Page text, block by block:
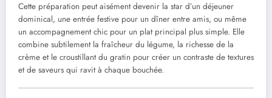
Cette préparation peut aisément devenir la star d’un déjeuner
dominical, une entrée festive pour un dîner entre amis, ou même
un accompagnement chic pour un plat principal plus simple. Elle
combine subtilement la fraîcheur du légume, la richesse de la
crème et le croustillant du gratin pour créer un contraste de textures
et de saveurs qui ravit à chaque bouchée.